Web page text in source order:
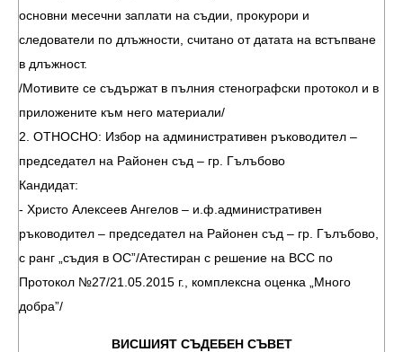
основни месечни заплати на съдии, прокурори и
следователи по длъжности, считано от датата на встъпване
в длъжност.
/Мотивите се съдържат в пълния стенографски протокол и в
приложените към него материали/
2. ОТНОСНО: Избор на административен ръководител –
председател на Районен съд – гр. Гълъбово
Кандидат:
- Христо Алексеев Ангелов – и.ф.административен
ръководител – председател на Районен съд – гр. Гълъбово,
с ранг „съдия в ОС”/Атестиран с решение на ВСС по
Протокол №27/21.05.2015 г., комплексна оценка „Много
добра”/
ВИСШИЯТ СЪДЕБЕН СЪВЕТ